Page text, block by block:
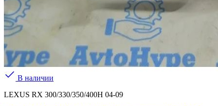
В наличии
LEXUS RX 300/330/350/400H 04-09